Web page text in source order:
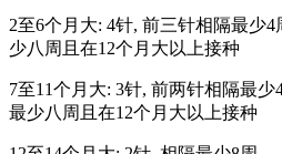
2至6个月大: 4针, 前三针相隔最少
少八周且在12个月大以上接种
7至11个月大: 3针, 前两针相隔最
最少八周且在12个月大以上接种